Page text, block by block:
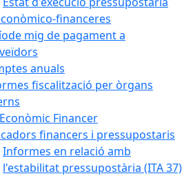
financeres
mig de pagament a
anuals
fiscalització per òrgans
Financer
financers i pressupostaris
Informes en relació amb
l'estabilitat pressupostària (ITA 37)